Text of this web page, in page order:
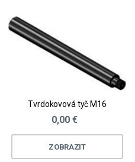
Tvrdokovová tyč M16
0,00 €
ZOBRAZIT